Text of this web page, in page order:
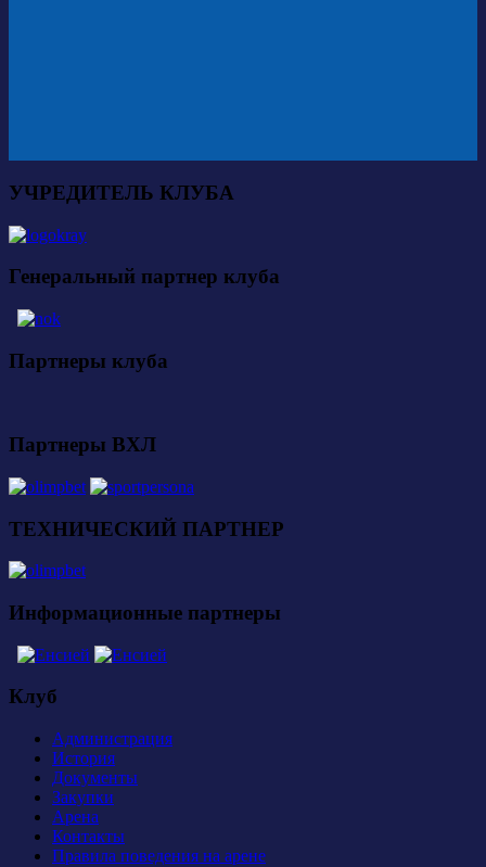
УЧРЕДИТЕЛЬ КЛУБА
Генеральный партнер клуба
Партнеры клуба
Партнеры ВХЛ
ТЕХНИЧЕСКИЙ ПАРТНЕР
Информационные партнеры
Клуб
Администрация
История
Документы
Закупки
Арена
Контакты
Правила поведения на арене